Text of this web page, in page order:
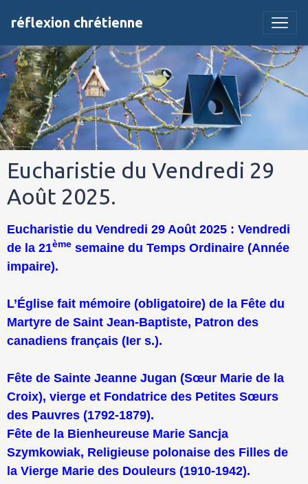
réflexion chrétienne
Eucharistie du Vendredi 29
Août 2025.
Eucharistie du Vendredi 29 Août 2025 : Vendredi
de la 21ème semaine du Temps Ordinaire (Année
impaire).
L’Église fait mémoire (obligatoire) de la Fête du
Martyre de Saint Jean-Baptiste, Patron des
canadiens français (Ier s.).
Fête de Sainte Jeanne Jugan (Sœur Marie de la
Croix), vierge et Fondatrice des Petites Sœurs
des Pauvres (1792-1879).
Fête de la Bienheureuse Marie Sancja
Szymkowiak, Religieuse polonaise des Filles de
la Vierge Marie des Douleurs (1910-1942).